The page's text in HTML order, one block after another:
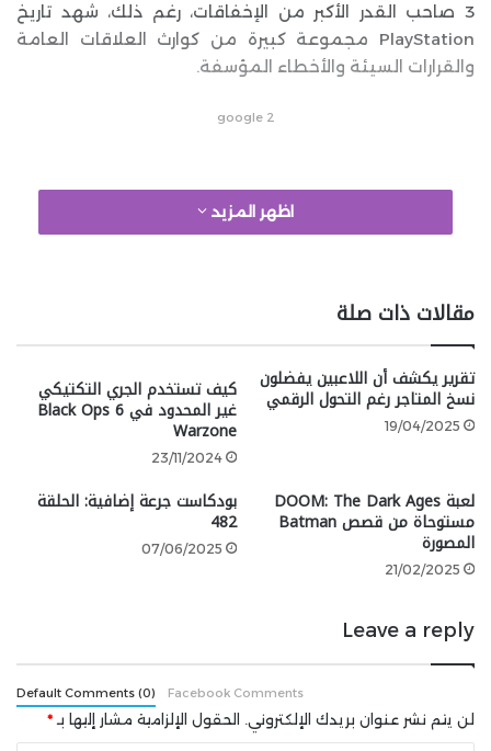
3 صاحب القدر الأكبر من الإخفاقات، رغم ذلك، شهد تاريخ
PlayStation مجموعة كبيرة من كوارث العلاقات العامة
والقرارات السيئة والأخطاء المؤسفة.
google 2
وكما استعرضنا في سلسلة مقالات سابقة
ارتكبتها مايكروسوفت مع Xbox منذ ظهوره
، نركز اليوم على
الإصدار المتأخر لجهاز PSP Go وغياب UMD
بالفعل في أوائل عام 2011، وكما هو واضح، كان توقيت
الإصدار سيئًا من جانب Sony، ففي الوقت الذي كانت دورة
اظهر المزيد
مقالات ذات صلة
تقرير يكشف أن اللاعبين يفضلون
نسخ المتاجر رغم التحول الرقمي
19/04/2025
كيف تستخدم الجري التكتيكي
غير المحدود في Black Ops 6
Warzone
23/11/2024
لعبة DOOM: The Dark Ages
مستوحاة من قصص Batman
المصورة
21/02/2025
بودكاست جرعة إضافية: الحلقة
482
07/06/2025
Leave a reply
Default Comments (0) Facebook Comments
لن يتم نشر عنوان بريدك الإلكتروني. الحقول الإلزامية مشار إليها بـ *